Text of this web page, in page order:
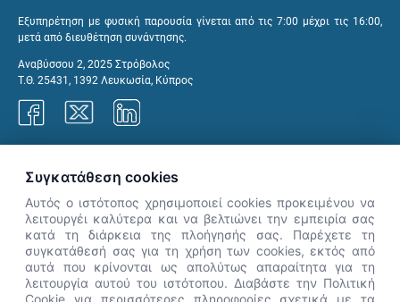
Εξυπηρέτηση με φυσική παρουσία γίνεται από τις 7:00 μέχρι τις 16:00,
μετά από διευθέτηση συνάντησης.
Αναβύσσου 2, 2025 Στρόβολος
Τ.Θ. 25431, 1392 Λευκωσία, Κύπρος
👋 Καλώς ήρθες! Είμαι η Νόησις.
Πες μου πώς μπορώ να σε βοηθήσω
Συγκατάθεση cookies
Αυτός ο ιστότοπος χρησιμοποιεί cookies προκειμένου να
λειτουργέι καλύτερα και να βελτιώνει την εμπειρία σας
κατά τη διάρκεια της πλοήγησής σας. Παρέχετε τη
συγκατάθεσή σας για τη χρήση των cookies, εκτός από
αυτά που κρίνονται ως απολύτως απαραίτητα για τη
λειτουργία αυτού του ιστότοπου. Διαβάστε την Πολιτική
Cookie για περισσότερες πληροφορίες σχετικά με τα